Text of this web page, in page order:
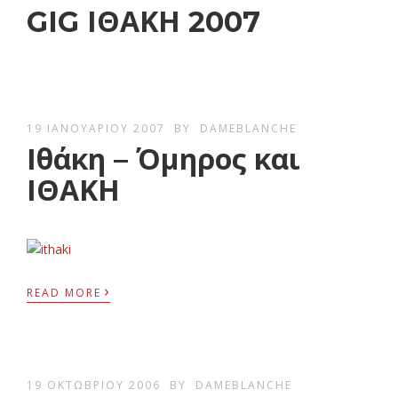
GIG ΙΘΑΚΗ 2007
19 ΙΑΝΟΥΑΡΊΟΥ 2007 BY DAMEBLANCHE
Ιθάκη – Όμηρος και
ΙΘΑΚΗ
READ MORE ›
19 ΟΚΤΩΒΡΊΟΥ 2006 BY DAMEBLANCHE